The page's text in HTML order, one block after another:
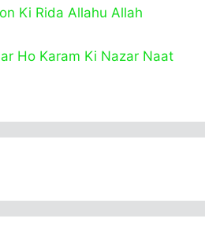
Ki Rida Allahu Allah
Ho Karam Ki Nazar Naat